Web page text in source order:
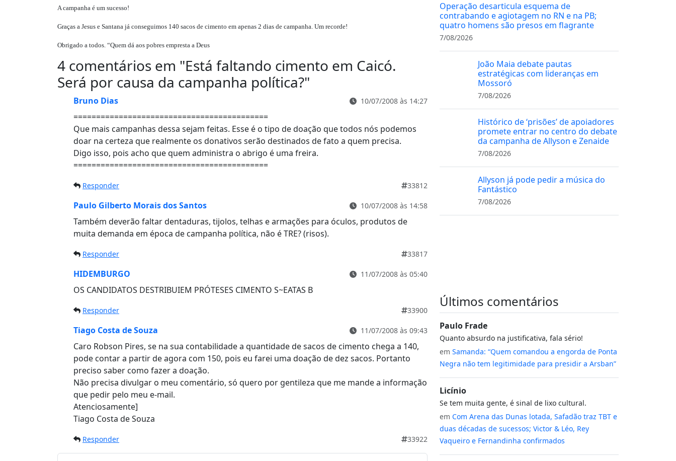
A campanha é um sucesso!
Graças a Jesus e Santana já conseguimos 140 sacos de cimento em apenas 2 dias de campanha. Um recorde!
Obrigado a todos. “Quem dá aos pobres empresta a Deus
4 comentários em "Está faltando cimento em Caicó.
Será por causa da campanha política?"
Bruno Dias 10/07/2008 às 14:27
===========================================
Que mais campanhas dessa sejam feitas. Esse é o tipo de doação que todos nós podemos
doar na certeza que realmente os donativos serão destinados de fato a quem precisa.
Digo isso, pois acho que quem administra o abrigo é uma freira.
===========================================
Responder 33812
Paulo Gilberto Morais dos Santos 10/07/2008 às 14:58
Também deverão faltar dentaduras, tijolos, telhas e armações para óculos, produtos de
muita demanda em época de campanha política, não é TRE? (risos).
Responder 33817
HIDEMBURGO 11/07/2008 às 05:40
OS CANDIDATOS DESTRIBUIEM PRÓTESES CIMENTO S~EATAS B
Responder 33900
Tiago Costa de Souza 11/07/2008 às 09:43
Caro Robson Pires, se na sua contabilidade a quantidade de sacos de cimento chega a 140,
pode contar a partir de agora com 150, pois eu farei uma doação de dez sacos. Portanto
preciso saber como fazer a doação.
Não precisa divulgar o meu comentário, só quero por gentileza que me mande a informação
que pedir pelo meu e-mail.
Atenciosamente]
Tiago Costa de Souza
Responder 33922
Operação desarticula esquema de
contrabando e agiotagem no RN e na PB;
quatro homens são presos em flagrante
7/08/2026
João Maia debate pautas
estratégicas com lideranças em
Mossoró
7/08/2026
Histórico de ‘prisões’ de apoiadores
promete entrar no centro do debate
da campanha de Allyson e Zenaide
7/08/2026
Allyson já pode pedir a música do
Fantástico
7/08/2026
Últimos comentários
Paulo Frade
Quanto absurdo na justificativa, fala sério!
em Samanda: “Quem comandou a engorda de Ponta
Negra não tem legitimidade para presidir a Arsban”
Licínio
Se tem muita gente, é sinal de lixo cultural.
em Com Arena das Dunas lotada, Safadão traz TBT e
duas décadas de sucessos; Victor & Léo, Rey
Vaqueiro e Fernandinha confirmados